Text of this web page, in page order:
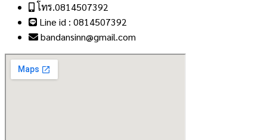
โทร.0814507392
Line id : 0814507392
bandansinn@gmail.com